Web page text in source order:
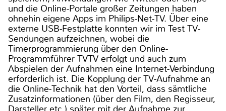
und die Online-Portale großer Zeitungen haben
ohnehin eigene Apps im Philips-Net-TV. Über eine
externe USB-Festplatte konnten wir im Test TV-
Sendungen aufzeichnen, wobei die
Timerprogrammierung über den Online-
Programmführer TVTV erfolgt und auch zum
Abspielen der Aufnahmen eine Internet-Verbindung
erforderlich ist. Die Kopplung der TV-Aufnahme an
die Online-Technik hat den Vorteil, dass sämtliche
Zusatzinformationen (über den Film, den Regisseur,